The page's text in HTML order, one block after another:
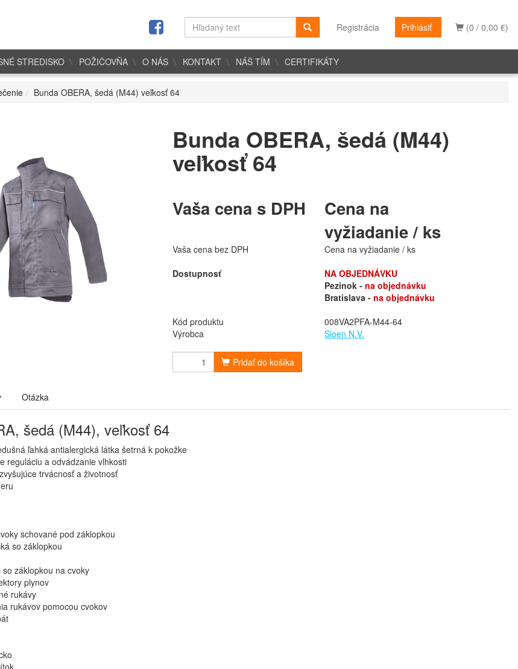
(0 / 0,00 €)
Registrácia Prihlásiť
STREDISKO POŽIČOVŇA O NÁS KONTAKT NÁŠ TÍM CERTIFIKÁTY
Bunda OBERA, šedá (M44) veľkosť 64
Bunda OBERA, šedá (M44)
veľkosť 64
Vaša cena s DPH
Cena na
vyžiadanie / ks
Vaša cena bez DPH
Cena na vyžiadanie / ks
Dostupnosť
NA OBJEDNÁVKU
Pezinok - na objednávku
Bratislava - na objednávku
Kód produktu
008VA2PFA-M44-64
Výrobca
Sioen N.V.
Pridať do košíka
Otázka
šedá (M44), veľkosť 64
ľahká antialergická látka šetrná k pokožke
reguláciu a odvádzanie vlhkosti
trvácnosť a životnosť
schované pod záklopkou
so záklopkou
záklopkou na cvoky
plynov
rukávy
rukávov pomocou cvokov